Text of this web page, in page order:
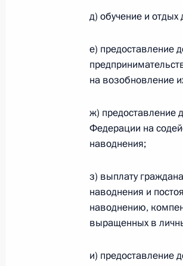
Советник
мобильной
23 июня 2011 года,
23 июня
в Якутске
22 июня 2011 года, 14:00
Рабочая встреча
11 мая 2011 года, 15:00
д) обучение и
е) предоставление
на возобновление
ж) предоставление
Федерации на
наводнения;
з) выплату
наводнения и
наводнению,
выращенных в
и) предоставление